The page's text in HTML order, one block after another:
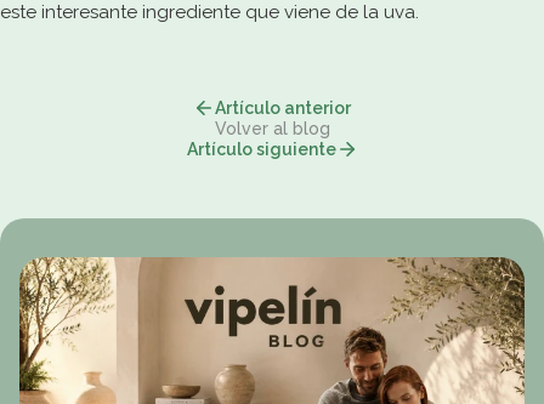
este interesante ingrediente que viene de la uva.
Artículo anterior
Volver al blog
Artículo siguiente